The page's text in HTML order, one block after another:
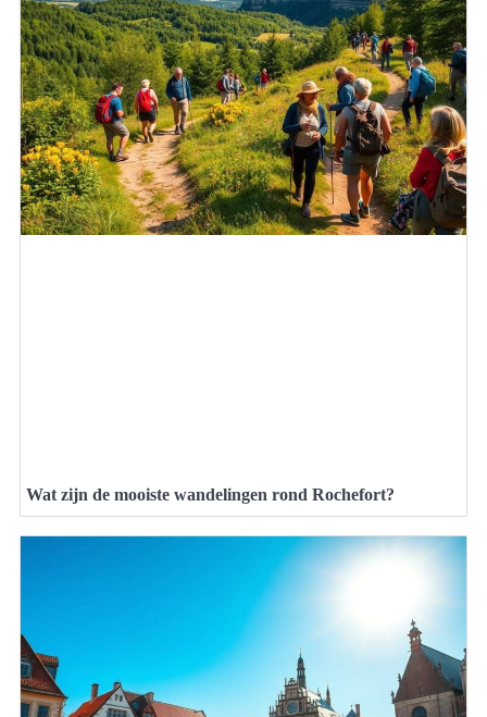
Wat zijn de mooiste wandelingen rond Rochefort?